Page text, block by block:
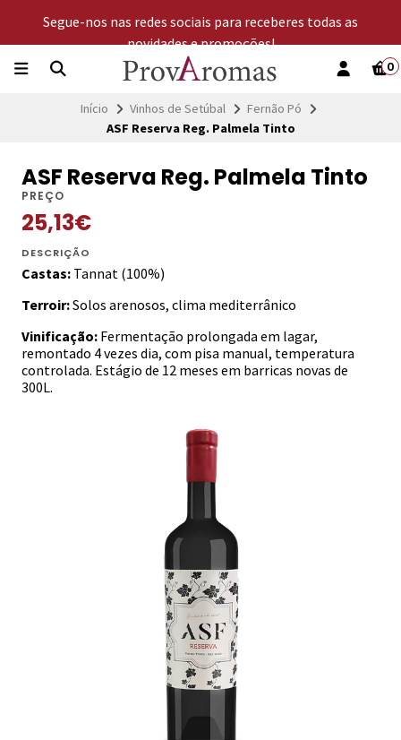
Segue-nos nas redes sociais para receberes todas as
novidades e promoções!
0
Início Vinhos de Setúbal
Fernão Pó
ASF Reserva Reg. Palmela Tinto
ASF Reserva Reg. Palmela Tinto
PREÇO
25,13€
DESCRIÇÃO
Castas: Tannat (100%)
Terroir:Solos arenosos, clima mediterrânico
Vinificação: Fermentação prolongada em lagar,
remontado 4 vezes dia, com pisa manual, temperatura
controlada. Estágio de 12 meses em barricas novas de
300L.